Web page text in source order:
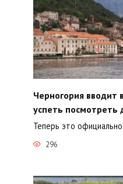
Черногория вводит
успеть посмотреть
Теперь это
296